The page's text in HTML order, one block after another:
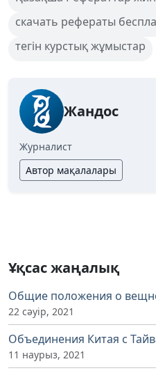
скачать рефераты
тегін курстық жұмыстар
Жандос
Журналист
Автор мақалалары
Ұқсас жаңалық
Общие положения о
22 сәуір, 2021
Объединения Китая с
11 наурыз, 2021